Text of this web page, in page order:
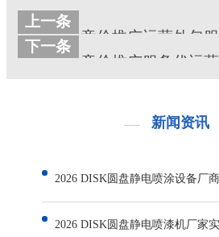
上一条
下一条
竞价推广服务代运营
新闻资讯